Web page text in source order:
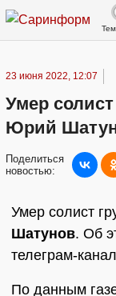
23 июня 2022, 12:07
Умер
Юрий
Поделиться
новостью:
Умер солист
Шатунов. Об
телеграм-
По данным